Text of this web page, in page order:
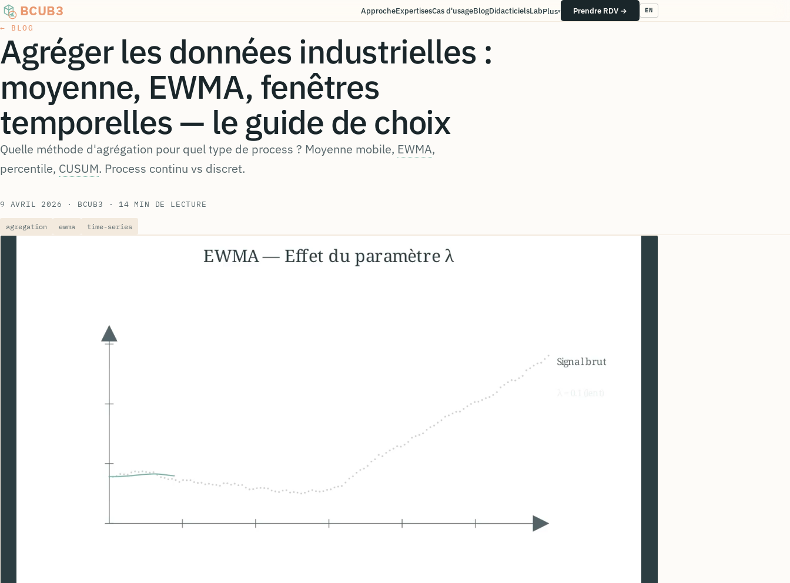
BCUB3 ApprocheExpertisesCas d'usageBlogDidacticielsLabPlus Prendre RDV → EN
← BLOG
Agréger les données industrielles :
moyenne, EWMA, fenêtres
temporelles — le guide de choix
Quelle méthode d'agrégation pour quel type de process ? Moyenne mobile, EWMA,
percentile, CUSUM. Process continu vs discret.
9 AVRIL 2026 · BCUB3 · 14 MIN DE LECTURE
agregation ewma time-series